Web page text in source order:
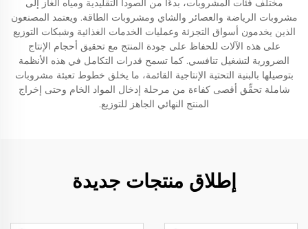
مختلف فئات المشروبات، بدءًا من الصودا التقليدية ومياه الغاز إلى
مشروبات الرياضة والعصائر والشاي ومشروبات الطاقة. ويعتمد المصنعون
الذين يخدمون أسواق التجزئة وعمليات الخدمات الغذائية وشبكات التوزيع
على هذه الآلات للحفاظ على جودة المنتج مع تحقيق أحجام الإنتاج
الضرورية لتشغيل تنافسي. كما تسمح قدرات التكامل في هذه الأنظمة
بتوصيلها بالبنية التحتية الإنتاجية القائمة، ما يخلق خطوط تعبئة مشروبات
شاملة تحقِّق أقصى كفاءة من مرحلة إدخال المواد الخام وحتى إخراج
المنتج النهائي الجاهز للتوزيع.
إطلاق منتجات جديدة